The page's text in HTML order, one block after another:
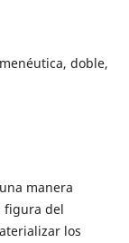
doble,
manera
figura del
los